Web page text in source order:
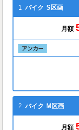
1 バイク S区画
月額
2 バイク M区画
月額